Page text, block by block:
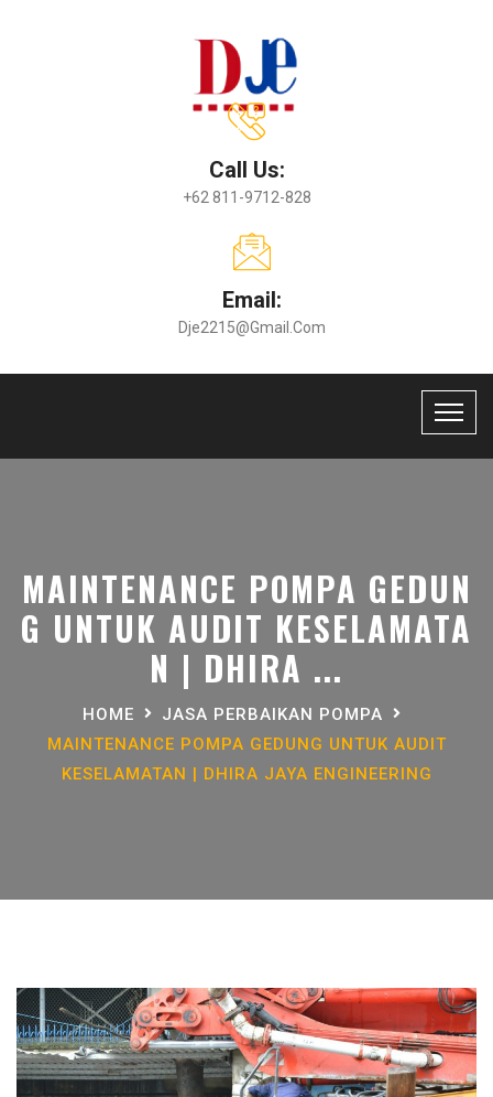
Call Us:
+62 811-9712-828
Email:
Dje2215@gmail.com
MAINTENANCE POMPA GEDUN
G UNTUK AUDIT KESELAMATA
N | DHIRA ...
HOME
JASA PERBAIKAN POMPA
MAINTENANCE POMPA GEDUNG UNTUK AUDIT
KESELAMATAN | DHIRA JAYA ENGINEERING